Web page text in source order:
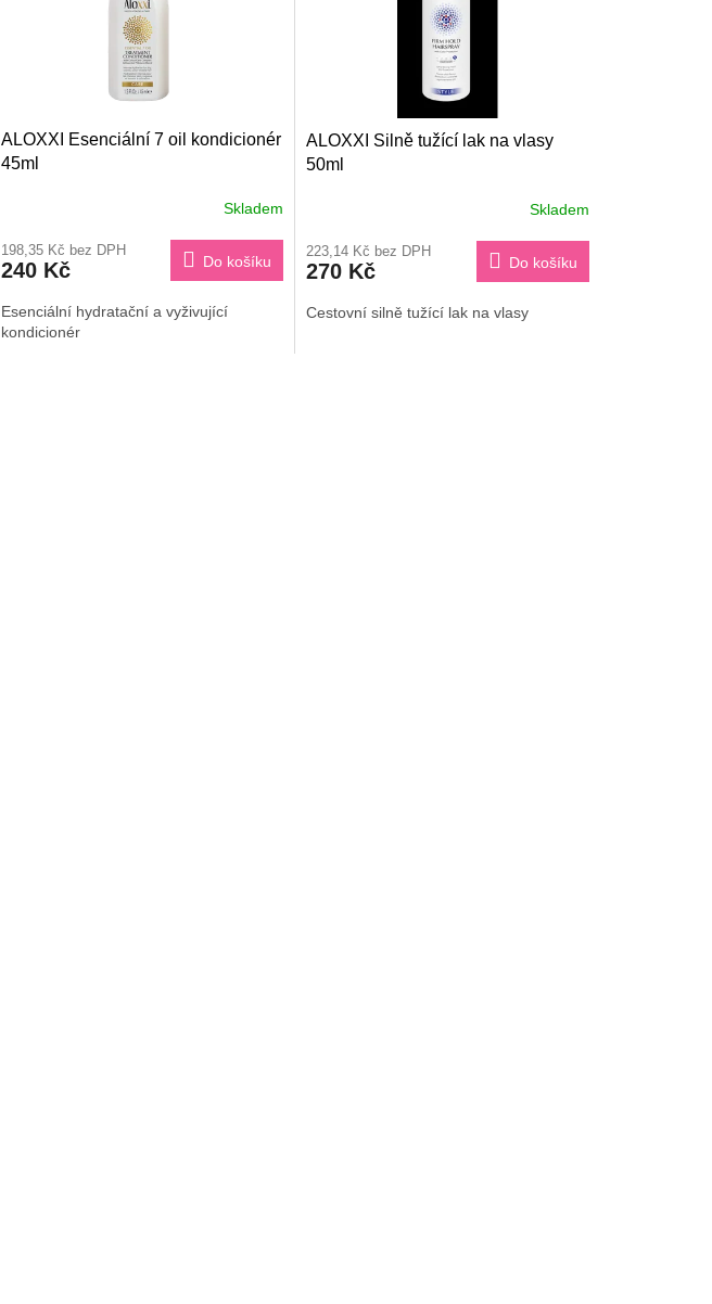
ALOXXI Esenciální 7 oil kondicionér
45ml
Skladem
198,35 Kč bez DPH
240 Kč Do košíku
Esenciální hydratační a vyživující
kondicionér
ALOXXI Silně tužící lak na vlasy
50ml
Skladem
223,14 Kč bez DPH
270 Kč Do košíku
Cestovní silně tužící lak na vlasy